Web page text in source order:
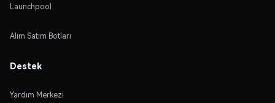
Launchpool
Alım Satım Botları
Destek
Yardım Merkezi